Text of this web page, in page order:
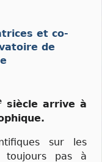
et co-
de
siècle arrive à
sur les
toujours pas à